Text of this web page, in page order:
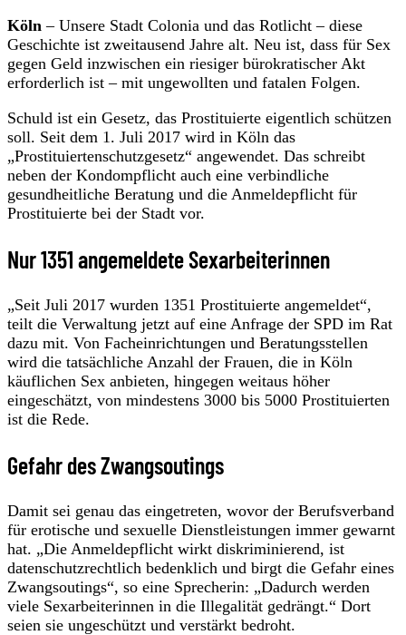
Köln – Unsere Stadt Colonia und das Rotlicht – diese
Geschichte ist zweitausend Jahre alt. Neu ist, dass für Sex
gegen Geld inzwischen ein riesiger bürokratischer Akt
erforderlich ist – mit ungewollten und fatalen Folgen.
Schuld ist ein Gesetz, das Prostituierte eigentlich schützen
soll. Seit dem 1. Juli 2017 wird in Köln das
„Prostituiertenschutzgesetz“ angewendet. Das schreibt
neben der Kondompflicht auch eine verbindliche
gesundheitliche Beratung und die Anmeldepflicht für
Prostituierte bei der Stadt vor.
Nur 1351 angemeldete Sexarbeiterinnen
„Seit Juli 2017 wurden 1351 Prostituierte angemeldet“,
teilt die Verwaltung jetzt auf eine Anfrage der SPD im Rat
dazu mit. Von Facheinrichtungen und Beratungsstellen
wird die tatsächliche Anzahl der Frauen, die in Köln
käuflichen Sex anbieten, hingegen weitaus höher
eingeschätzt, von mindestens 3000 bis 5000 Prostituierten
ist die Rede.
Gefahr des Zwangsoutings
Damit sei genau das eingetreten, wovor der Berufsverband
für erotische und sexuelle Dienstleistungen immer gewarnt
hat. „Die Anmeldepflicht wirkt diskriminierend, ist
datenschutzrechtlich bedenklich und birgt die Gefahr eines
Zwangsoutings“, so eine Sprecherin: „Dadurch werden
viele Sexarbeiterinnen in die Illegalität gedrängt.“ Dort
seien sie ungeschützt und verstärkt bedroht.